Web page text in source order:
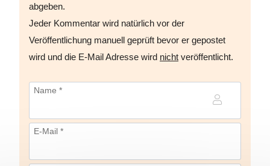
abgeben.
Jeder Kommentar wird natürlich vor der
Veröffentlichung manuell geprüft bevor er gepostet
wird und die E-Mail Adresse wird nicht veröffentlicht.
Name *
E-Mail *